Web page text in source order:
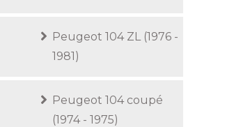
Peugeot 104 ZL (1976 -
1981)
Peugeot 104 coupé
(1974 - 1975)